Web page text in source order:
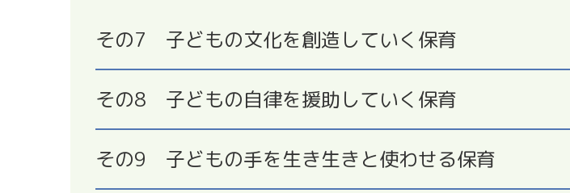
その7 子どもの文化を創造していく保育
その8 子どもの自律を援助していく保育
その9 子どもの手を生き生きと使わせる保育